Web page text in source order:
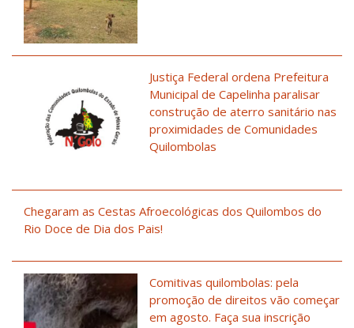
Justiça Federal ordena Prefeitura
Municipal de Capelinha paralisar
construção de aterro sanitário nas
proximidades de Comunidades
Quilombolas
Chegaram as Cestas Afroecológicas dos Quilombos do
Rio Doce de Dia dos Pais!
Comitivas quilombolas: pela
promoção de direitos vão começar
em agosto. Faça sua inscrição